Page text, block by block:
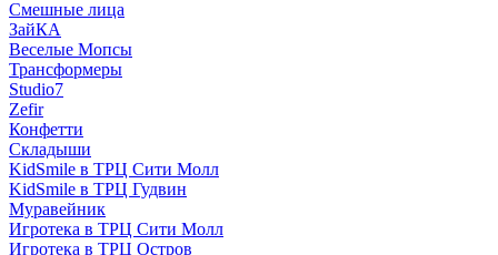
Смешные лица
ЗайКА
Веселые Мопсы
Трансформеры
Studio7
Zefir
Конфетти
Складыши
KidSmile в ТРЦ Сити Молл
KidSmile в ТРЦ Гудвин
Муравейник
Игротека в ТРЦ Сити Молл
Игротека в ТРЦ Остров